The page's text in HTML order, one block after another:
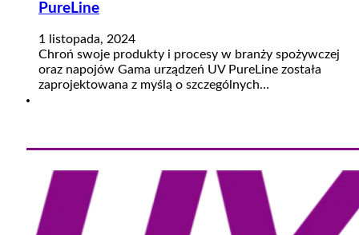
PureLine
1 listopada, 2024
Chroń swoje produkty i procesy w branży spożywczej
oraz napojów Gama urządzeń UV PureLine została
zaprojektowana z myślą o szczególnych…